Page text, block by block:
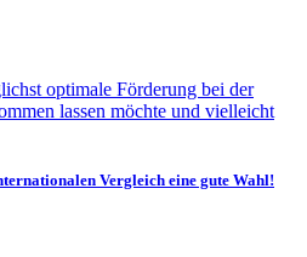
optimale Förderung bei der
lassen möchte und vielleicht
Vergleich eine gute Wahl!